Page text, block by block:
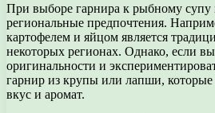
При выборе гарнира к рыбному
региональные предпочтения.
картофелем и яйцом является
некоторых регионах. Однако, если
оригинальности и
гарнир из крупы или лапши,
вкус и аромат.